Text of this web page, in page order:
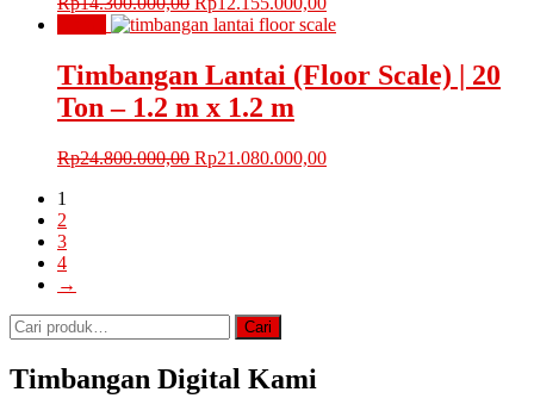
aslinya
Rp14.300.000,00.
saat
adalah:
Rp12.155.000,00.
Timbangan Lantai (Floor Scale) | 20
Ton – 1.2 m x 1.2 m
Rp24.800.000,00 Harga
Rp21.080.000,00Harga
1
2
3
4
→
Pencarian
untuk:
Cari
Timbangan Digital Kami